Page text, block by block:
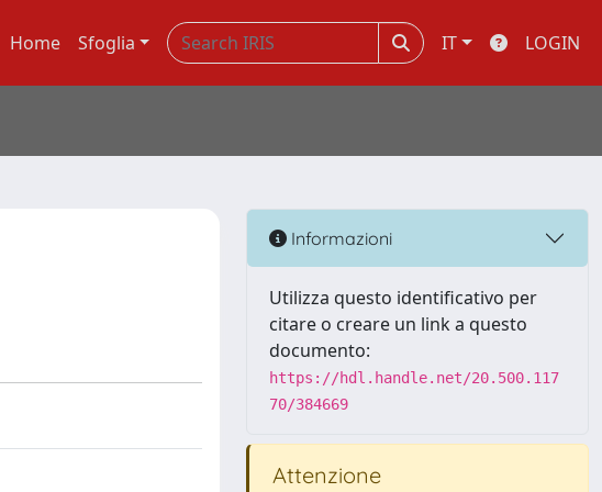
Home Sfoglia IT LOGIN
Informazioni
Utilizza questo identificativo per
citare o creare un link a questo
documento:
https://hdl.handle.net/20.500.117
70/384669
Attenzione